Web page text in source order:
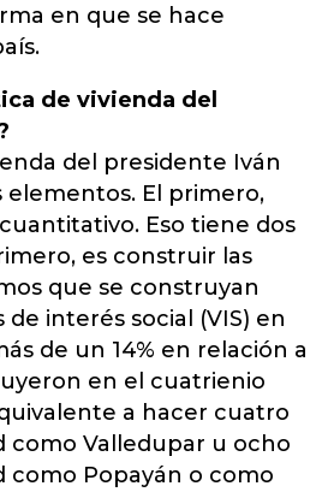
en que se hace
de vivienda del
del presidente Iván
El primero,
Eso tiene dos
es construir las
que se construyan
de interés social (VIS) en
de un 14% en relación a
en el cuatrienio
a hacer cuatro
como Valledupar u ocho
como Popayán o como